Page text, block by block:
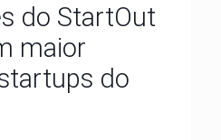
do StartOut
maior
do